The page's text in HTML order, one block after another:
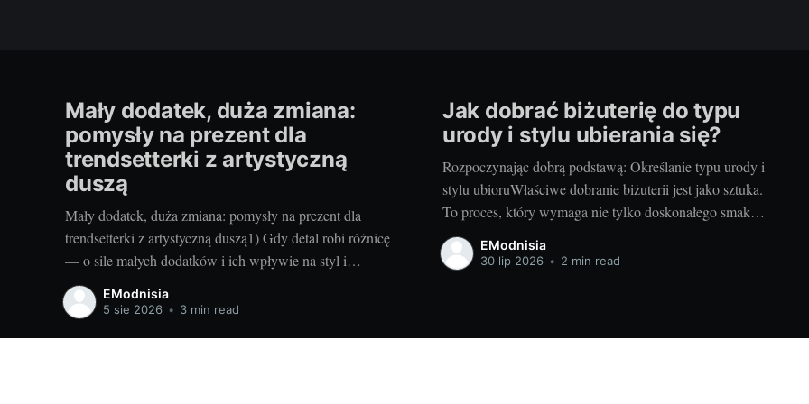
Mały dodatek, duża zmiana:
pomysły na prezent dla
trendsetterki z artystyczną
duszą
Mały dodatek, duża zmiana: pomysły na prezent dla
trendsetterki z artystyczną duszą1) Gdy detal robi różnicę
— o sile małych dodatków i ich wpływie na styl i
nastrójKiedy w mojej szafie robię małe rewolucje,
najczęściej zaczynam od detali. Jeden nasycony kolor
EModnisia
5 sie 2026 • 3 min read
Jak dobrać biżuterię do typu
urody i stylu ubierania się?
Rozpoczynając dobrą podstawą: Określanie typu urody i
stylu ubioruWłaściwe dobranie biżuterii jest jako sztuka.
To proces, który wymaga nie tylko doskonałego smaku,
ale także rozumienia własnego typu urody i stylu
ubierania się. Przed dokonaniem jakiejkolwiek decyzji
EModnisia
30 lip 2026 • 2 min read